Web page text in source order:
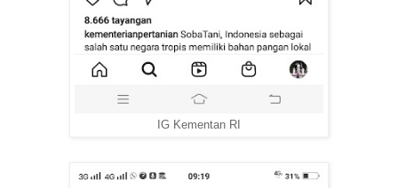
IG Kementan RI